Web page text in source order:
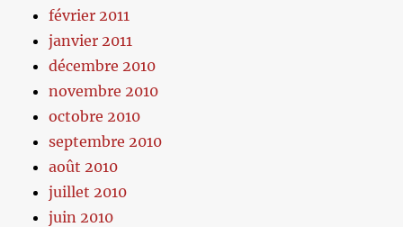
février 2011
janvier 2011
décembre 2010
novembre 2010
octobre 2010
septembre 2010
août 2010
juillet 2010
juin 2010